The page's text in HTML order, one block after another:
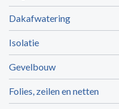
Dakafwatering
Isolatie
Gevelbouw
Folies, zeilen en netten